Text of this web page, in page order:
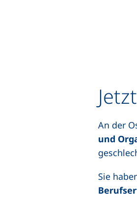
An der
und
Sie